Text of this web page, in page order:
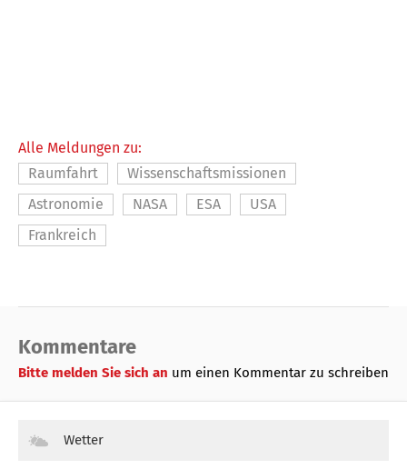
Alle Meldungen zu:
Raumfahrt
Wissenschaftsmissionen
Astronomie
NASA ESA
USA
Frankreich
Kommentare
Bitte melden Sie sich an um einen Kommentar zu schreiben
Wetter